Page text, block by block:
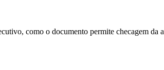
como o documento permite checagem da